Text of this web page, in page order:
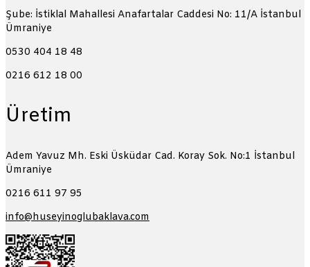
Şube: İstiklal Mahallesi Anafartalar Caddesi No: 11/A İstanbul
Ümraniye
0530 404 18 48
0216 612 18 00
Üretim
Adem Yavuz Mh. Eski Üsküdar Cad. Koray Sok. No:1 İstanbul
Ümraniye
0216 611 97 95
info@huseyinoglubaklava.com